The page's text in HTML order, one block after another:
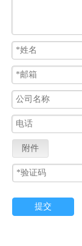
附件
提交